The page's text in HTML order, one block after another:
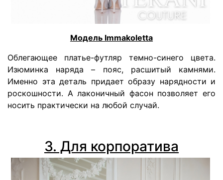
Модель Immakoletta
Облегающее платье-футляр темно-синего цвета.
Изюминка наряда – пояс, расшитый камнями.
Именно эта деталь придает образу нарядности и
роскошности. А лаконичный фасон позволяет его
носить практически на любой случай.
3. Для корпоратива